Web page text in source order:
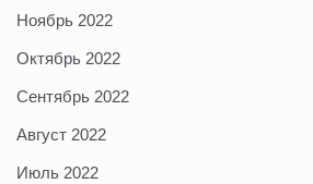
Ноябрь 2022
Октябрь 2022
Сентябрь 2022
Август 2022
Июль 2022